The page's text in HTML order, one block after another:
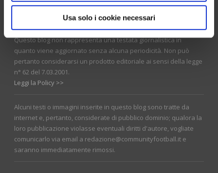
Usa solo i cookie necessari
Questo blog non rappresenta una testata giornalistica in
quanto viene aggiornato senza alcuna periodicità. Non può
pertanto considerarsi un prodotto editoriale ai sensi della legge
n° 62 del 7.03.2001.
Leggi la Policy >>
Alcuni testi o immagini inserite in questo blog sono tratte da
internet e, pertanto, considerate di pubblico dominio; qualora la
loro pubblicazione violasse eventuali diritti d'autore, vogliate
comunicarlo via email a redazione@communityfootball.it e
saranno immediatamente rimossi.